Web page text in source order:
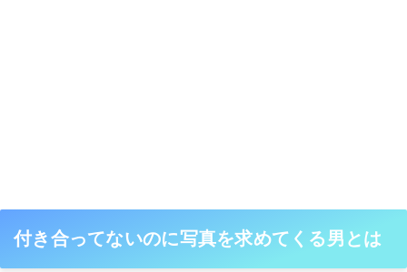
付き合ってないのに写真を求めてくる男とは